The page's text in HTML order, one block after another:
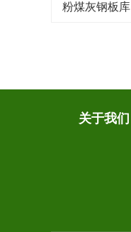
粉煤灰钢板库
关于我们